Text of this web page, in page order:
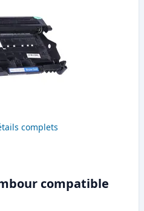
complets
compatible